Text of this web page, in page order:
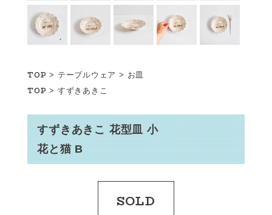
TOP > テーブルウェア > お皿
TOP > すずきあきこ
すずきあきこ 花型皿 小
花と猫 B
SOLD